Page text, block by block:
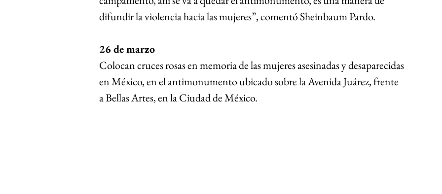
difundir la violencia hacia las mujeres”, comentó Sheinbaum Pardo.
26 de marzo
Colocan cruces rosas en memoria de las mujeres asesinadas y desaparecidas
en México, en el antimonumento ubicado sobre la Avenida Juárez, frente
a Bellas Artes, en la Ciudad de México.